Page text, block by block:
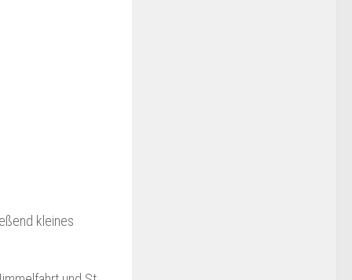
kleines